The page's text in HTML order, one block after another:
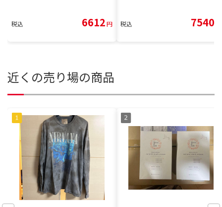
税込 6612円 税込 7540
近くの売り場の商品